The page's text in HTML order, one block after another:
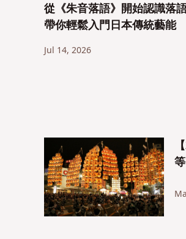
從《朱音落語》開始認識落
帶你輕鬆入門日本傳統藝能
Jul 14, 2026
等